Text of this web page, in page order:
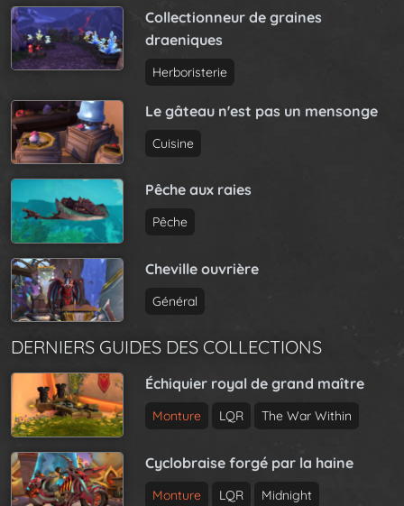
Collectionneur de graines
draeniques
Herboristerie
Le gâteau n'est pas un mensonge
Cuisine
Pêche aux raies
Pêche
Cheville ouvrière
Général
DERNIERS GUIDES DES COLLECTIONS
Échiquier royal de grand maître
Monture LQR The War Within
Cyclobraise forgé par la haine
Monture LQR Midnight